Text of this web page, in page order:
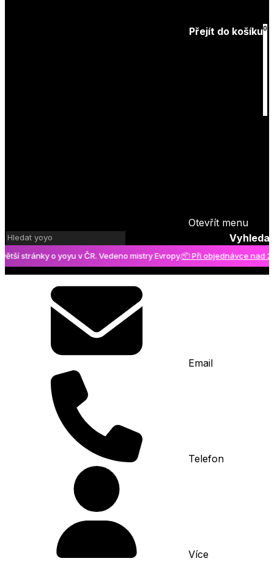
Přejít do košíku0
Otevřít menu
Vyhledat
o yoyu v ČR. Vedeno mistry Evropy.📦 Při objednávce nad 2000
Email
Telefon
Více